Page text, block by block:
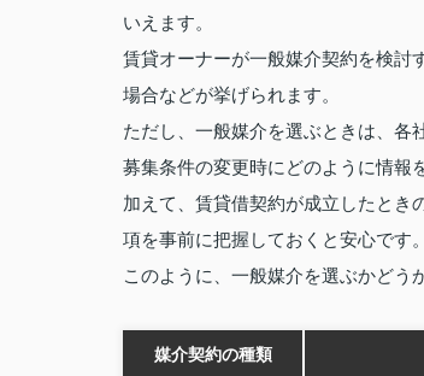
いえます。
賃貸オーナーが一般媒介契約を検討
場合などが挙げられます。
ただし、一般媒介を選ぶときは、各
募集条件の変更時にどのように情報
加えて、賃貸借契約が成立したとき
項を事前に把握しておくと安心です。
このように、一般媒介を選ぶかどう
媒介契約の種類